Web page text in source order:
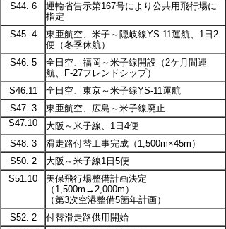
S44. 6
運輸省告示第167号により公共用飛行場に
指定
S45. 4
東亜航空、米子～隠岐線YS-11運航、1日2
便（冬季休航）
S46. 5
全日空、福岡～米子線開設（2ケ月間運
航、F-27フレンドシップ）
S46.11
全日空、東京～米子線YS-11運航
S47. 3
東亜航空、広島～米子線廃止
S47.10
大阪～米子線、1日4便
S48. 3
滑走路付替工事完成（1,500m×45m）
S50. 2
大阪～米子線1日5便
S51.10
美保飛行場整備計画決定
（1,500m→2,000m）
（第3次空港整備5箇年計画）
S52. 2
付替滑走路供用開始